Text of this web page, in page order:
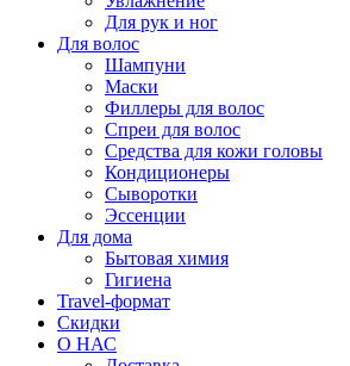
Для рук и ног
Для волос
Шампуни
Маски
Филлеры для волос
Спреи для волос
Средства для кожи головы
Кондиционеры
Сыворотки
Эссенции
Для дома
Бытовая химия
Гигиена
Travel-формат
Скидки
О НАС